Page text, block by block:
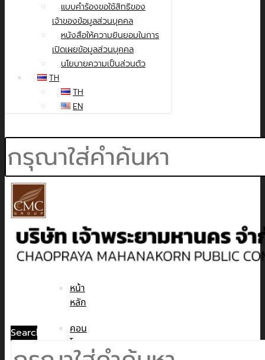
แบบคำร้องขอใช้สิทธิของ
เจ้าของข้อมูลส่วนบุคคล
หนังสือให้ความยินยอมในการ
เปิดเผยข้อมูลส่วนบุคคล
นโยบายความเป็นส่วนตัว
TH
TH
EN
หน้า
หลัก
คอน
โด
Search